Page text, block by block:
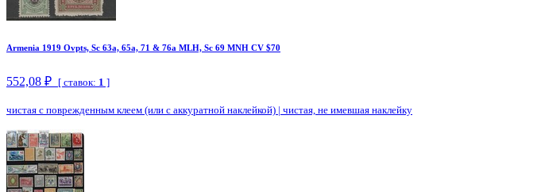
Armenia 1919 Ovpts, Sc 63a, 65a, 71 & 76a MLH, Sc 69 MNH CV $70
552,08 ₽ [ ставок: 1 ]
чистая с поврежденным клеем (или с аккуратной наклейкой) | чистая, не имевшая наклейку